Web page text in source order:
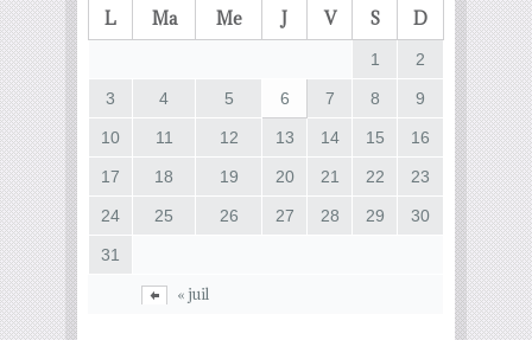
L
Ma Me J V S D
« juil
1 2
3 4 5 6 7 8 9
10 11 12 13 14 15 16
17 18 19 20 21 22 23
24 25 26 27 28 29 30
31